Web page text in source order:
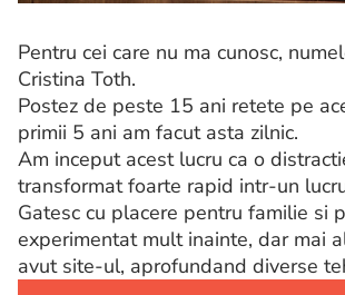
Pentru cei care nu ma cunosc,
Cristina Toth.
Postez de peste 15 ani retete pe
primii 5 ani am facut asta zilnic.
Am inceput acest lucru ca o
transformat foarte rapid intr-un
Gatesc cu placere pentru familie si
experimentat mult inainte, dar mai
avut site-ul, aprofundand diverse